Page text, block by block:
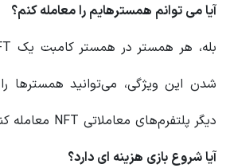
آیا می توانم همسترهایم را معامله کنم؟
شدن این ویژگی، می‌توانید همسترها را
دیگر پلتفرم‌های معاملاتی NFT معامله کنید، بفروشید یا بخرید.
آیا شروع بازی هزینه ای دارد؟